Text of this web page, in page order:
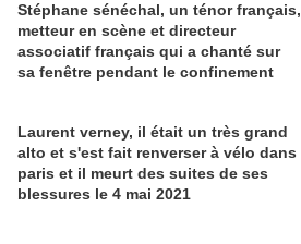
Stéphane sénéchal, un ténor français,
metteur en scène et directeur
associatif français qui a chanté sur
sa fenêtre pendant le confinement
Laurent verney, il était un très grand
alto et s'est fait renverser à vélo dans
paris et il meurt des suites de ses
blessures le 4 mai 2021